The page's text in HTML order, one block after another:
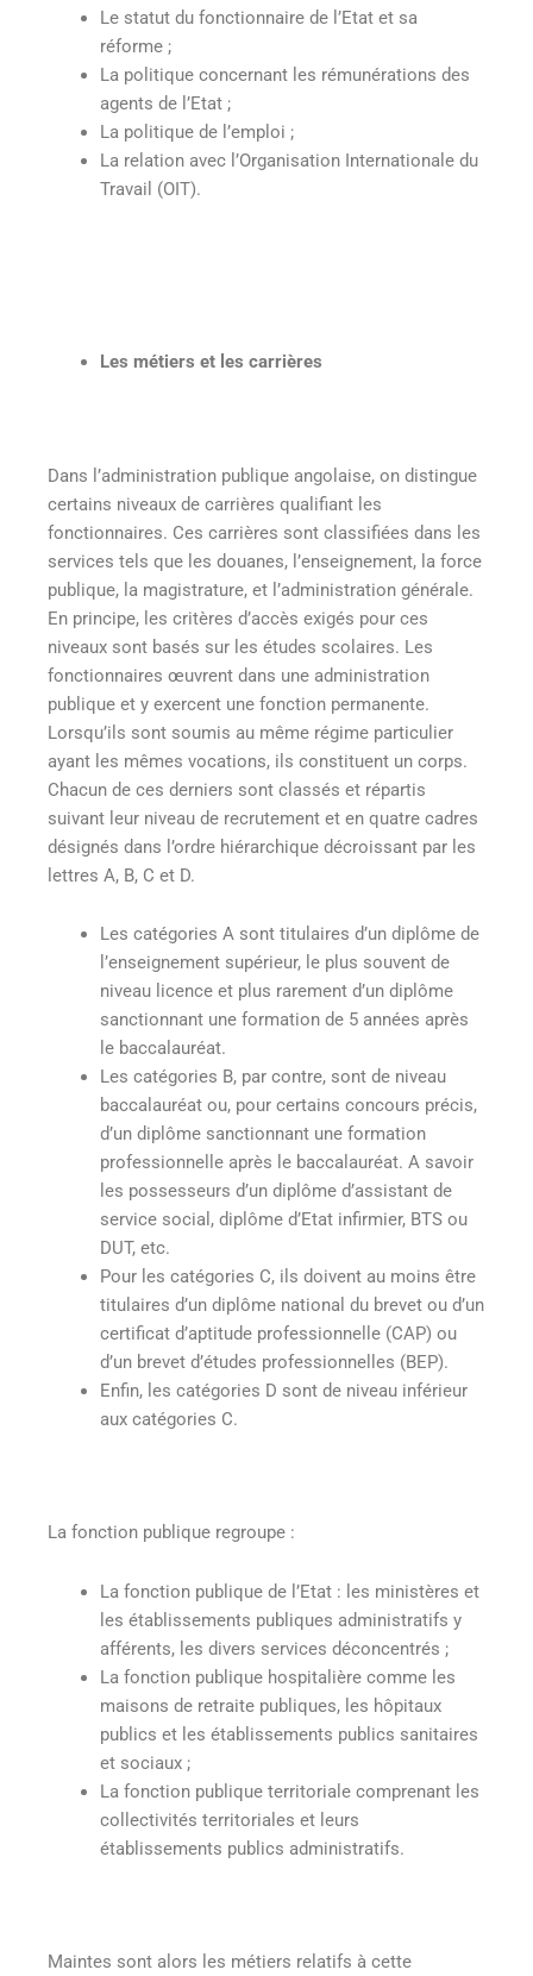
Le statut du fonctionnaire de l’Etat et sa
réforme ;
La politique concernant les rémunérations des
agents de l’Etat ;
La politique de l’emploi ;
La relation avec l’Organisation Internationale du
Travail (OIT).
Les métiers et les carrières
Dans l’administration publique angolaise, on distingue
certains niveaux de carrières qualifiant les
fonctionnaires. Ces carrières sont classifiées dans les
services tels que les douanes, l’enseignement, la force
publique, la magistrature, et l’administration générale.
En principe, les critères d’accès exigés pour ces
niveaux sont basés sur les études scolaires. Les
fonctionnaires œuvrent dans une administration
publique et y exercent une fonction permanente.
Lorsqu’ils sont soumis au même régime particulier
ayant les mêmes vocations, ils constituent un corps.
Chacun de ces derniers sont classés et répartis
suivant leur niveau de recrutement et en quatre cadres
désignés dans l’ordre hiérarchique décroissant par les
lettres A, B, C et D.
Les catégories A sont titulaires d’un diplôme de
l’enseignement supérieur, le plus souvent de
niveau licence et plus rarement d’un diplôme
sanctionnant une formation de 5 années après
le baccalauréat.
Les catégories B, par contre, sont de niveau
baccalauréat ou, pour certains concours précis,
d’un diplôme sanctionnant une formation
professionnelle après le baccalauréat. A savoir
les possesseurs d’un diplôme d’assistant de
service social, diplôme d’Etat infirmier, BTS ou
DUT, etc.
Pour les catégories C, ils doivent au moins être
titulaires d’un diplôme national du brevet ou d’un
certificat d’aptitude professionnelle (CAP) ou
d’un brevet d’études professionnelles (BEP).
Enfin, les catégories D sont de niveau inférieur
aux catégories C.
La fonction publique regroupe :
La fonction publique de l’Etat : les ministères et
les établissements publiques administratifs y
afférents, les divers services déconcentrés ;
La fonction publique hospitalière comme les
maisons de retraite publiques, les hôpitaux
publics et les établissements publics sanitaires
et sociaux ;
La fonction publique territoriale comprenant les
collectivités territoriales et leurs
établissements publics administratifs.
Maintes sont alors les métiers relatifs à cette